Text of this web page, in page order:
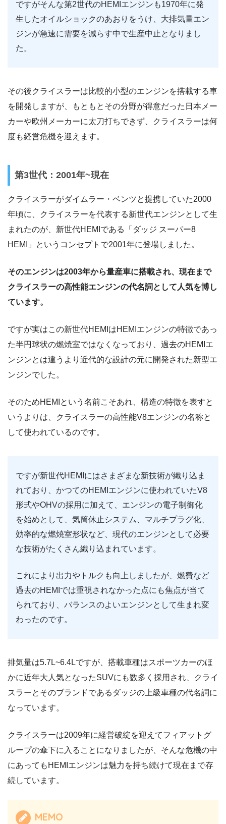
ですがそんな第2世代のHEMIエンジンも1970年に発
生したオイルショックのあおりをうけ、大排気量エン
ジンが急速に需要を減らす中で生産中止となりまし
た。
その後クライスラーは比較的小型のエンジンを搭載する車
を開発しますが、もともとその分野が得意だった日本メー
カーや欧州メーカーに太刀打ちできず、クライスラーは何
度も経営危機を迎えます。
第3世代：2001年~現在
クライスラーがダイムラー・ベンツと提携していた2000
年頃に、クライスラーを代表する新世代エンジンとして生
まれたのが、新世代HEMIである「ダッジ スーパー8
HEMI」というコンセプトで2001年に登場しました。
そのエンジンは2003年から量産車に搭載され、現在まで
クライスラーの高性能エンジンの代名詞として人気を博し
ています。
ですが実はこの新世代HEMIはHEMIエンジンの特徴であっ
た半円球状の燃焼室ではなくなっており、過去のHEMIエ
ンジンとは違うより近代的な設計の元に開発された新型エ
ンジンでした。
そのためHEMIという名前こそあれ、構造の特徴を表すと
いうよりは、クライスラーの高性能V8エンジンの名称と
して使われているのです。
ですが新世代HEMIにはさまざまな新技術が織り込ま
れており、かつてのHEMIエンジンに使われていたV8
形式やOHVの採用に加えて、エンジンの電子制御化
を始めとして、気筒休止システム、マルチプラグ化、
効率的な燃焼室形状など、現代のエンジンとして必要
な技術がたくさん織り込まれています。
これにより出力やトルクも向上しましたが、燃費など
過去のHEMIでは重視されなかった点にも焦点が当て
られており、バランスのよいエンジンとして生まれ変
わったのです。
排気量は5.7L~6.4Lですが、搭載車種はスポーツカーのほ
かに近年大人気となったSUVにも数多く採用され、クライ
スラーとそのブランドであるダッジの上級車種の代名詞に
なっています。
クライスラーは2009年に経営破綻を迎えてフィアットグ
ループの傘下に入ることになりましたが、そんな危機の中
にあってもHEMIエンジンは魅力を持ち続けて現在まで存
続しています。
MEMO